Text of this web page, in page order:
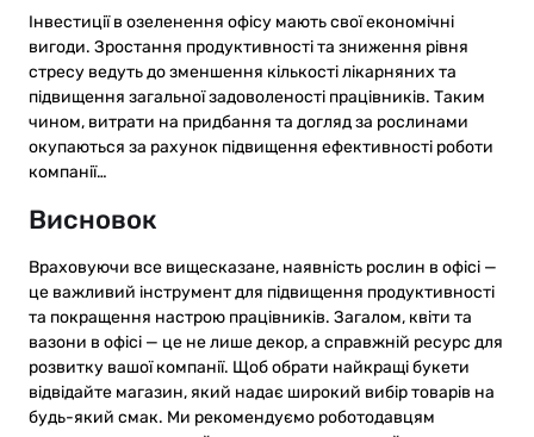
Інвестиції в озеленення офісу мають свої економічні
вигоди. Зростання продуктивності та зниження рівня
стресу ведуть до зменшення кількості лікарняних та
підвищення загальної задоволеності працівників. Таким
чином, витрати на придбання та догляд за рослинами
окупаються за рахунок підвищення ефективності роботи
компанії…
Висновок
Враховуючи все вищесказане, наявність рослин в офісі —
це важливий інструмент для підвищення продуктивності
та покращення настрою працівників. Загалом, квіти та
вазони в офісі — це не лише декор, а справжній ресурс для
розвитку вашої компанії. Щоб обрати найкращі букети
відвідайте магазин, який надає широкий вибір товарів на
будь-який смак. Ми рекомендуємо роботодавцям